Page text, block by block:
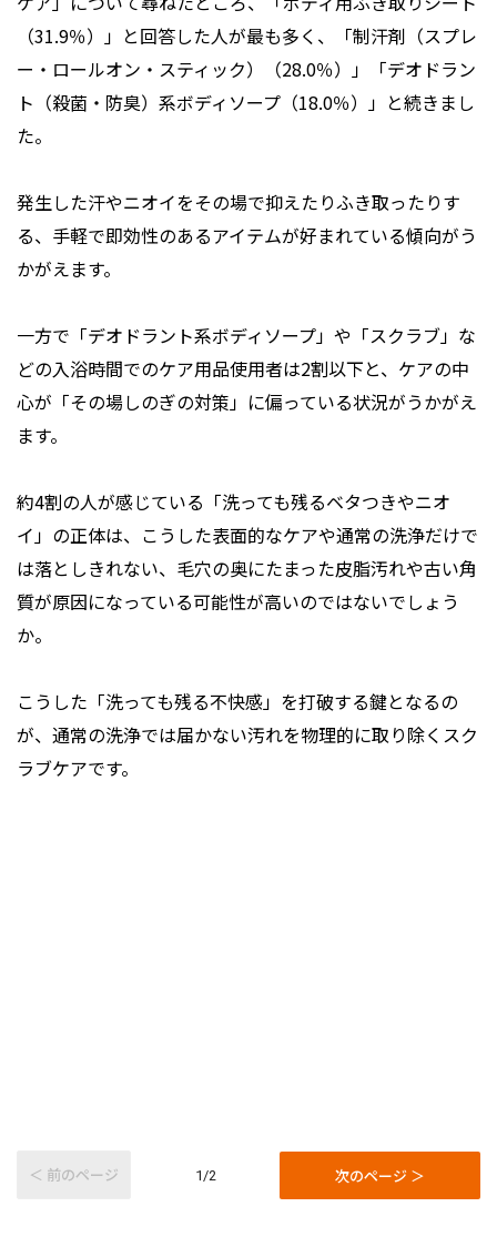
（31.9％）」と回答した人が最も多く、「制汗剤（スプレ
ー・ロールオン・スティック）（28.0％）」「デオドラン
ト（殺菌・防臭）系ボディソープ（18.0％）」と続きまし
た。
発生した汗やニオイをその場で抑えたりふき取ったりす
る、手軽で即効性のあるアイテムが好まれている傾向がう
かがえます。
一方で「デオドラント系ボディソープ」や「スクラブ」な
どの入浴時間でのケア用品使用者は2割以下と、ケアの中
心が「その場しのぎの対策」に偏っている状況がうかがえ
ます。
約4割の人が感じている「洗っても残るベタつきやニオ
イ」の正体は、こうした表面的なケアや通常の洗浄だけで
は落としきれない、毛穴の奥にたまった皮脂汚れや古い角
質が原因になっている可能性が高いのではないでしょう
か。
こうした「洗っても残る不快感」を打破する鍵となるの
が、通常の洗浄では届かない汚れを物理的に取り除くスク
ラブケアです。
＜ 前のページ 1/2 次のページ ＞